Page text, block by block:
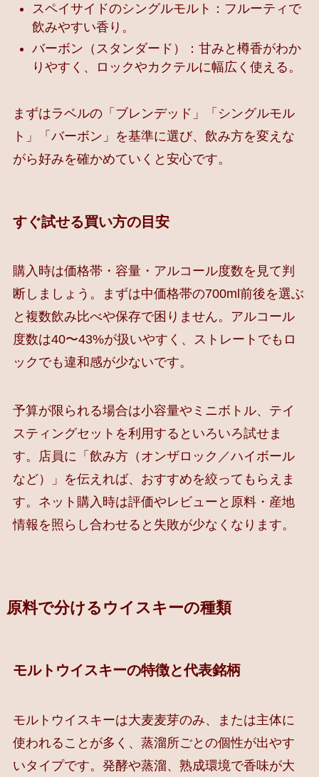
スペイサイドのシングルモルト：フルーティで
飲みやすい香り。
バーボン（スタンダード）：甘みと樽香がわか
りやすく、ロックやカクテルに幅広く使える。
まずはラベルの「ブレンデッド」「シングルモル
ト」「バーボン」を基準に選び、飲み方を変えな
がら好みを確かめていくと安心です。
すぐ試せる買い方の目安
購入時は価格帯・容量・アルコール度数を見て判
断しましょう。まずは中価格帯の700ml前後を選ぶ
と複数飲み比べや保存で困りません。アルコール
度数は40〜43%が扱いやすく、ストレートでもロ
ックでも違和感が少ないです。
予算が限られる場合は小容量やミニボトル、テイ
スティングセットを利用するといろいろ試せま
す。店員に「飲み方（オンザロック／ハイボール
など）」を伝えれば、おすすめを絞ってもらえま
す。ネット購入時は評価やレビューと原料・産地
情報を照らし合わせると失敗が少なくなります。
原料で分けるウイスキーの種類
モルトウイスキーの特徴と代表銘柄
モルトウイスキーは大麦麦芽のみ、または主体に
使われることが多く、蒸溜所ごとの個性が出やす
いタイプです。発酵や蒸溜、熟成環境で香味が大